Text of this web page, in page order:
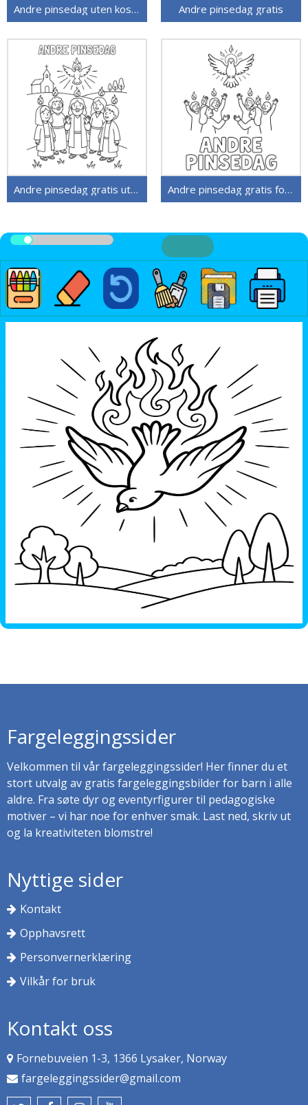
Andre pinsedag uten kostnad Andre pinsedag gratis
Andre pinsedag gratis utskriftbar Andre pinsedag gratis for barn
Fargeleggingssider
Velkommen til vår fargeleggingssider! Her finner du et
stort utvalg av gratis fargeleggingsbilder for barn i alle
aldre. Fra søte dyr og eventyrfigurer til pedagogiske
motiver – vi har noe for enhver smak. Last ned, skriv ut
og la kreativiteten blomstre!
Nyttige sider
Kontakt
Opphavsrett
Personvernerklæring
Vilkår for bruk
Kontakt oss
Fornebuveien 1-3, 1366 Lysaker, Norway
fargeleggingssider@gmail.com